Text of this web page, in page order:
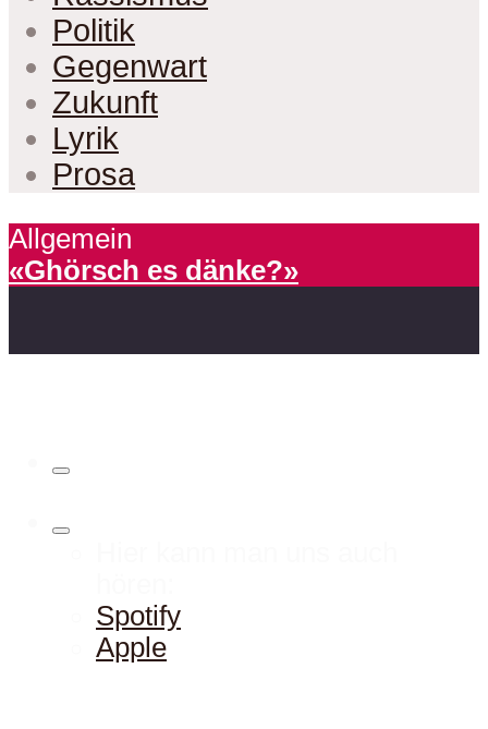
Politik
Gegenwart
Zukunft
Lyrik
Prosa
Allgemein
«Ghörsch es dänke?»
Spotify
Apple